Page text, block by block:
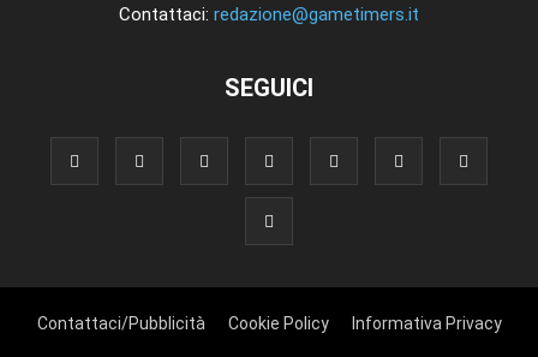
Contattaci: redazione@gametimers.it
SEGUICI
Contattaci/Pubblicità Cookie Policy Informativa Privacy